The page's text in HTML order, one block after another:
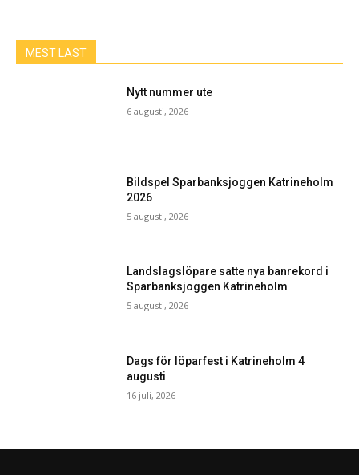
MEST LÄST
Nytt nummer ute
6 augusti, 2026
Bildspel Sparbanksjoggen Katrineholm
2026
5 augusti, 2026
Landslagslöpare satte nya banrekord i
Sparbanksjoggen Katrineholm
5 augusti, 2026
Dags för löparfest i Katrineholm 4
augusti
16 juli, 2026